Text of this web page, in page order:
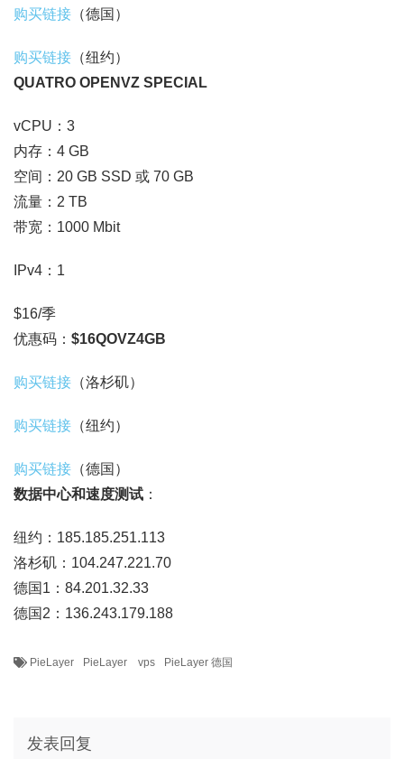
购买链接 （德国）
购买链接 （纽约）
QUATRO OPENVZ SPECIAL
vCPU：3
内存：4 GB
空间：20 GB SSD 或 70 GB
流量：2 TB
带宽：1000 Mbit
IPv4：1
$16/季
优惠码： $16QOVZ4GB
购买链接 （洛杉矶）
购买链接 （纽约）
购买链接 （德国）
数据中心和速度测试 ：
纽约：185.185.251.113
洛杉矶：104.247.221.70
德国1：84.201.32.33
德国2：136.243.179.188
PieLayer PieLayer vps PieLayer 德国
发表回复